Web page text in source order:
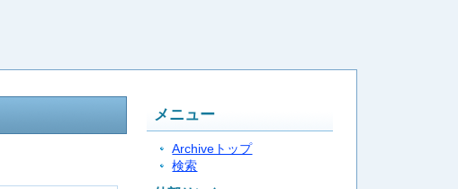
メニュー
Archiveトップ
検索